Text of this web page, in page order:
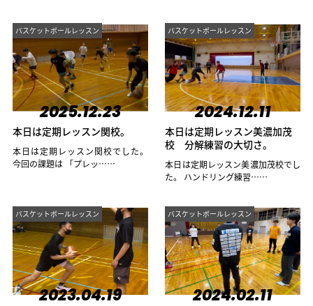
バスケットボールレッスン
2025.12.23
本日は定期レッスン関校。
本日は定期レッスン関校でした。
今回の課題は 「プレッ……
バスケットボールレッスン
2024.12.11
本日は定期レッスン美濃加茂
校 分解練習の大切さ。
本日は定期レッスン美濃加茂校でし
た。 ハンドリング練習……
バスケットボールレッスン
2023.04.19
バスケットボールレッスン
2024.02.11